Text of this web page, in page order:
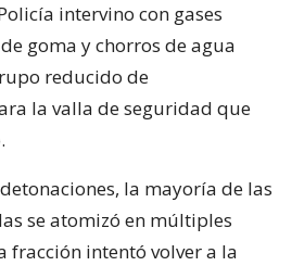
intervino con gases
goma y chorros de agua
reducido de
la valla de seguridad que
la mayoría de las
se atomizó en múltiples
fracción intentó volver a la